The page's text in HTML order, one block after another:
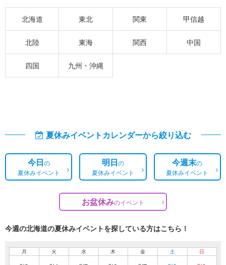
北海道 東北 関東 甲信越
北陸 東海 関西 中国
四国 九州・沖縄
夏休みイベントカレンダーから絞り込む
今日の
夏休みイベント
明日の
夏休みイベント
今週末の
夏休みイベント
お盆休みのイベント
今週の北海道の夏休みイベントを探している方はこちら！
月 火 水 木 金 土 日